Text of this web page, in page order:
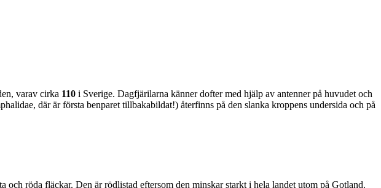
varav cirka 110 i Sverige. Dagfjärilarna känner dofter med hjälp av antenner på huvudet och
där är första benparet tillbakabildat!) återfinns på den slanka kroppens undersida och på
röda fläckar. Den är rödlistad eftersom den minskar starkt i hela landet utom på Gotland.